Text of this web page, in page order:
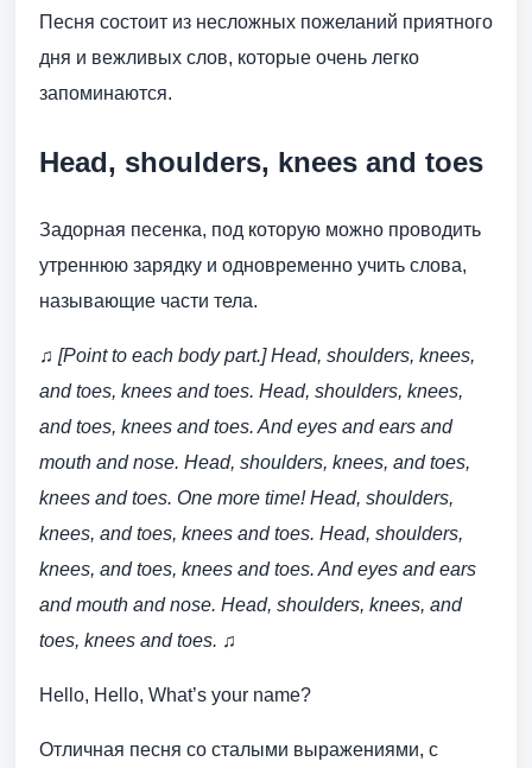
Песня состоит из несложных пожеланий приятного
дня и вежливых слов, которые очень легко
запоминаются.
Head, shoulders, knees and toes
Задорная песенка, под которую можно проводить
утреннюю зарядку и одновременно учить слова,
называющие части тела.
♫ [Point to each body part.] Head, shoulders, knees,
and toes, knees and toes. Head, shoulders, knees,
and toes, knees and toes. And eyes and ears and
mouth and nose. Head, shoulders, knees, and toes,
knees and toes. One more time! Head, shoulders,
knees, and toes, knees and toes. Head, shoulders,
knees, and toes, knees and toes. And eyes and ears
and mouth and nose. Head, shoulders, knees, and
toes, knees and toes. ♫
Hello, Hello, What’s your name?
Отличная песня со сталыми выражениями, с